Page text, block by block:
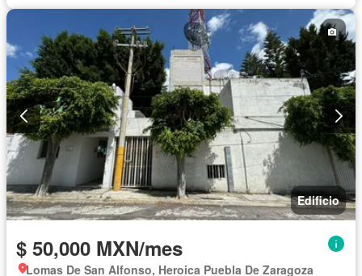
Edificio
$ 50,000 MXN/mes
Lomas De San Alfonso, Heroica Puebla De Zaragoza